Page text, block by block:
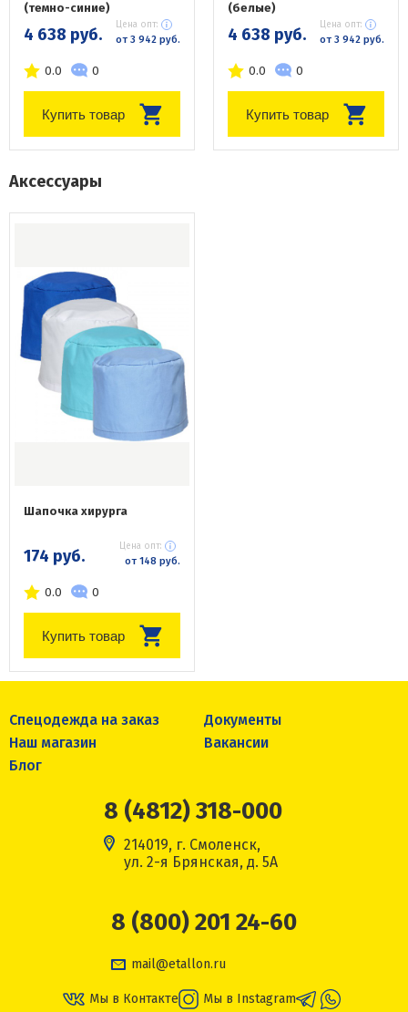
(темно-синие)
4 638 руб. Цена опт:
от 3 942 руб.
0.0 0
Купить товар
(белые)
4 638 руб. Цена опт:
от 3 942 руб.
0.0 0
Купить товар
Аксессуары
Шапочка хирурга
174 руб. Цена опт:
от 148 руб.
0.0 0
Купить товар
Спецодежда на заказ
Документы
Наш магазин
Вакансии
Блог
8 (4812) 318-000
214019, г. Смоленск,
ул. 2-я Брянская, д. 5А
8 (800) 201 24-60
mail@etallon.ru
Мы в Контакте Мы в Instagram